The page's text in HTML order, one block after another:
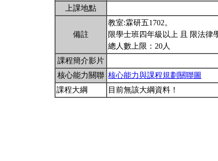
上課地點
備註
教室:霖研五1702。
限學士班四年級以上 且 限法律
總人數上限：20人
課程簡介影片
核心能力關聯 核心能力與課程規劃關聯圖
課程大綱
目前無該大綱資料！